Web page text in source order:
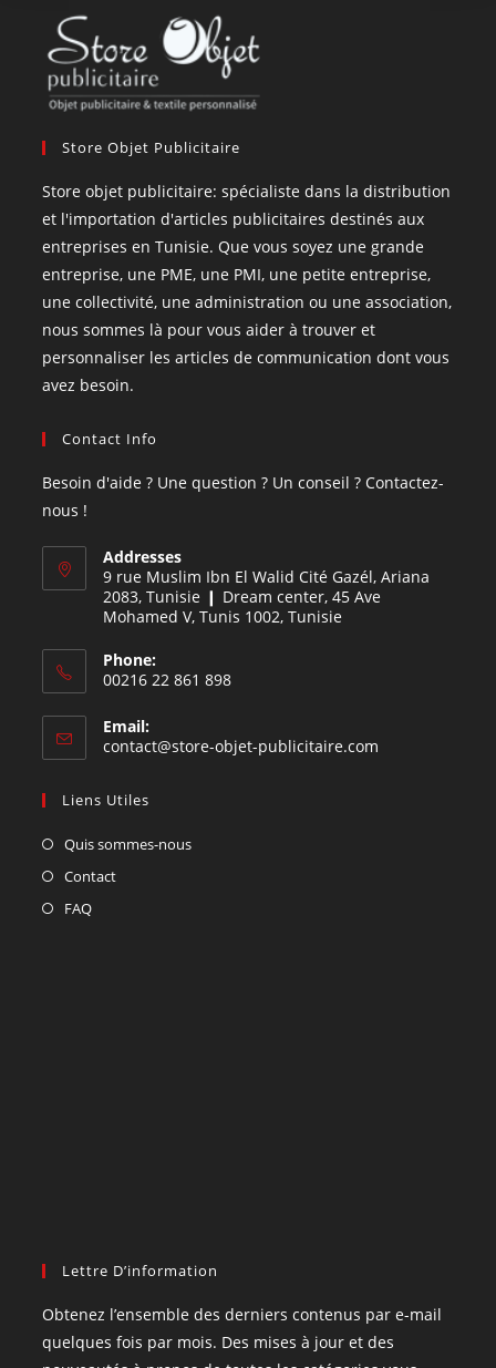
Store Objet Publicitaire
Store objet publicitaire: spécialiste dans la distribution
et l'importation d'articles publicitaires destinés aux
entreprises en Tunisie. Que vous soyez une grande
entreprise, une PME, une PMI, une petite entreprise,
une collectivité, une administration ou une association,
nous sommes là pour vous aider à trouver et
personnaliser les articles de communication dont vous
avez besoin.
Contact Info
Besoin d'aide ? Une question ? Un conseil ? Contactez-
nous !
Addresses
9 rue Muslim Ibn El Walid Cité Gazél, Ariana
2083, Tunisie ❙ Dream center, 45 Ave
Mohamed V, Tunis 1002, Tunisie
Phone:
00216 22 861 898
Email:
contact@store-objet-publicitaire.com
Liens Utiles
Quis sommes-nous
Contact
FAQ
Lettre D’information
Obtenez l’ensemble des derniers contenus par e-mail
quelques fois par mois. Des mises à jour et des